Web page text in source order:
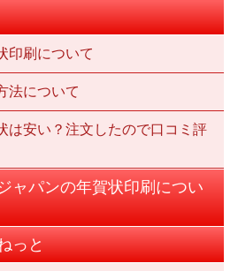
印刷について
法について
は安い？注文したので口コミ評
ャパンの年賀状印刷につい
っと